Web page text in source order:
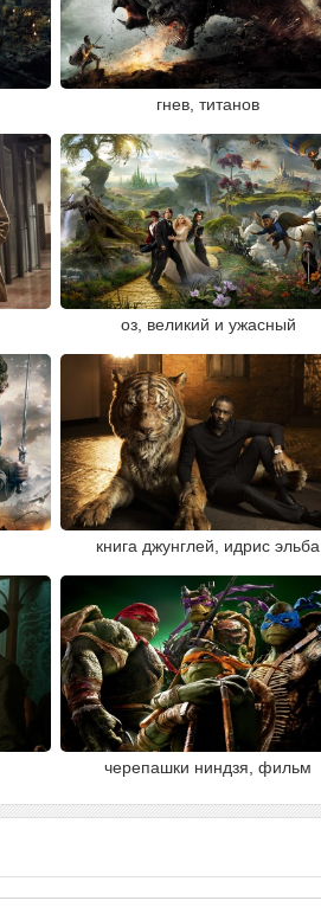
гнев, титанов
оз, великий и ужасный
книга джунглей, идрис эльба
черепашки ниндзя, фильм